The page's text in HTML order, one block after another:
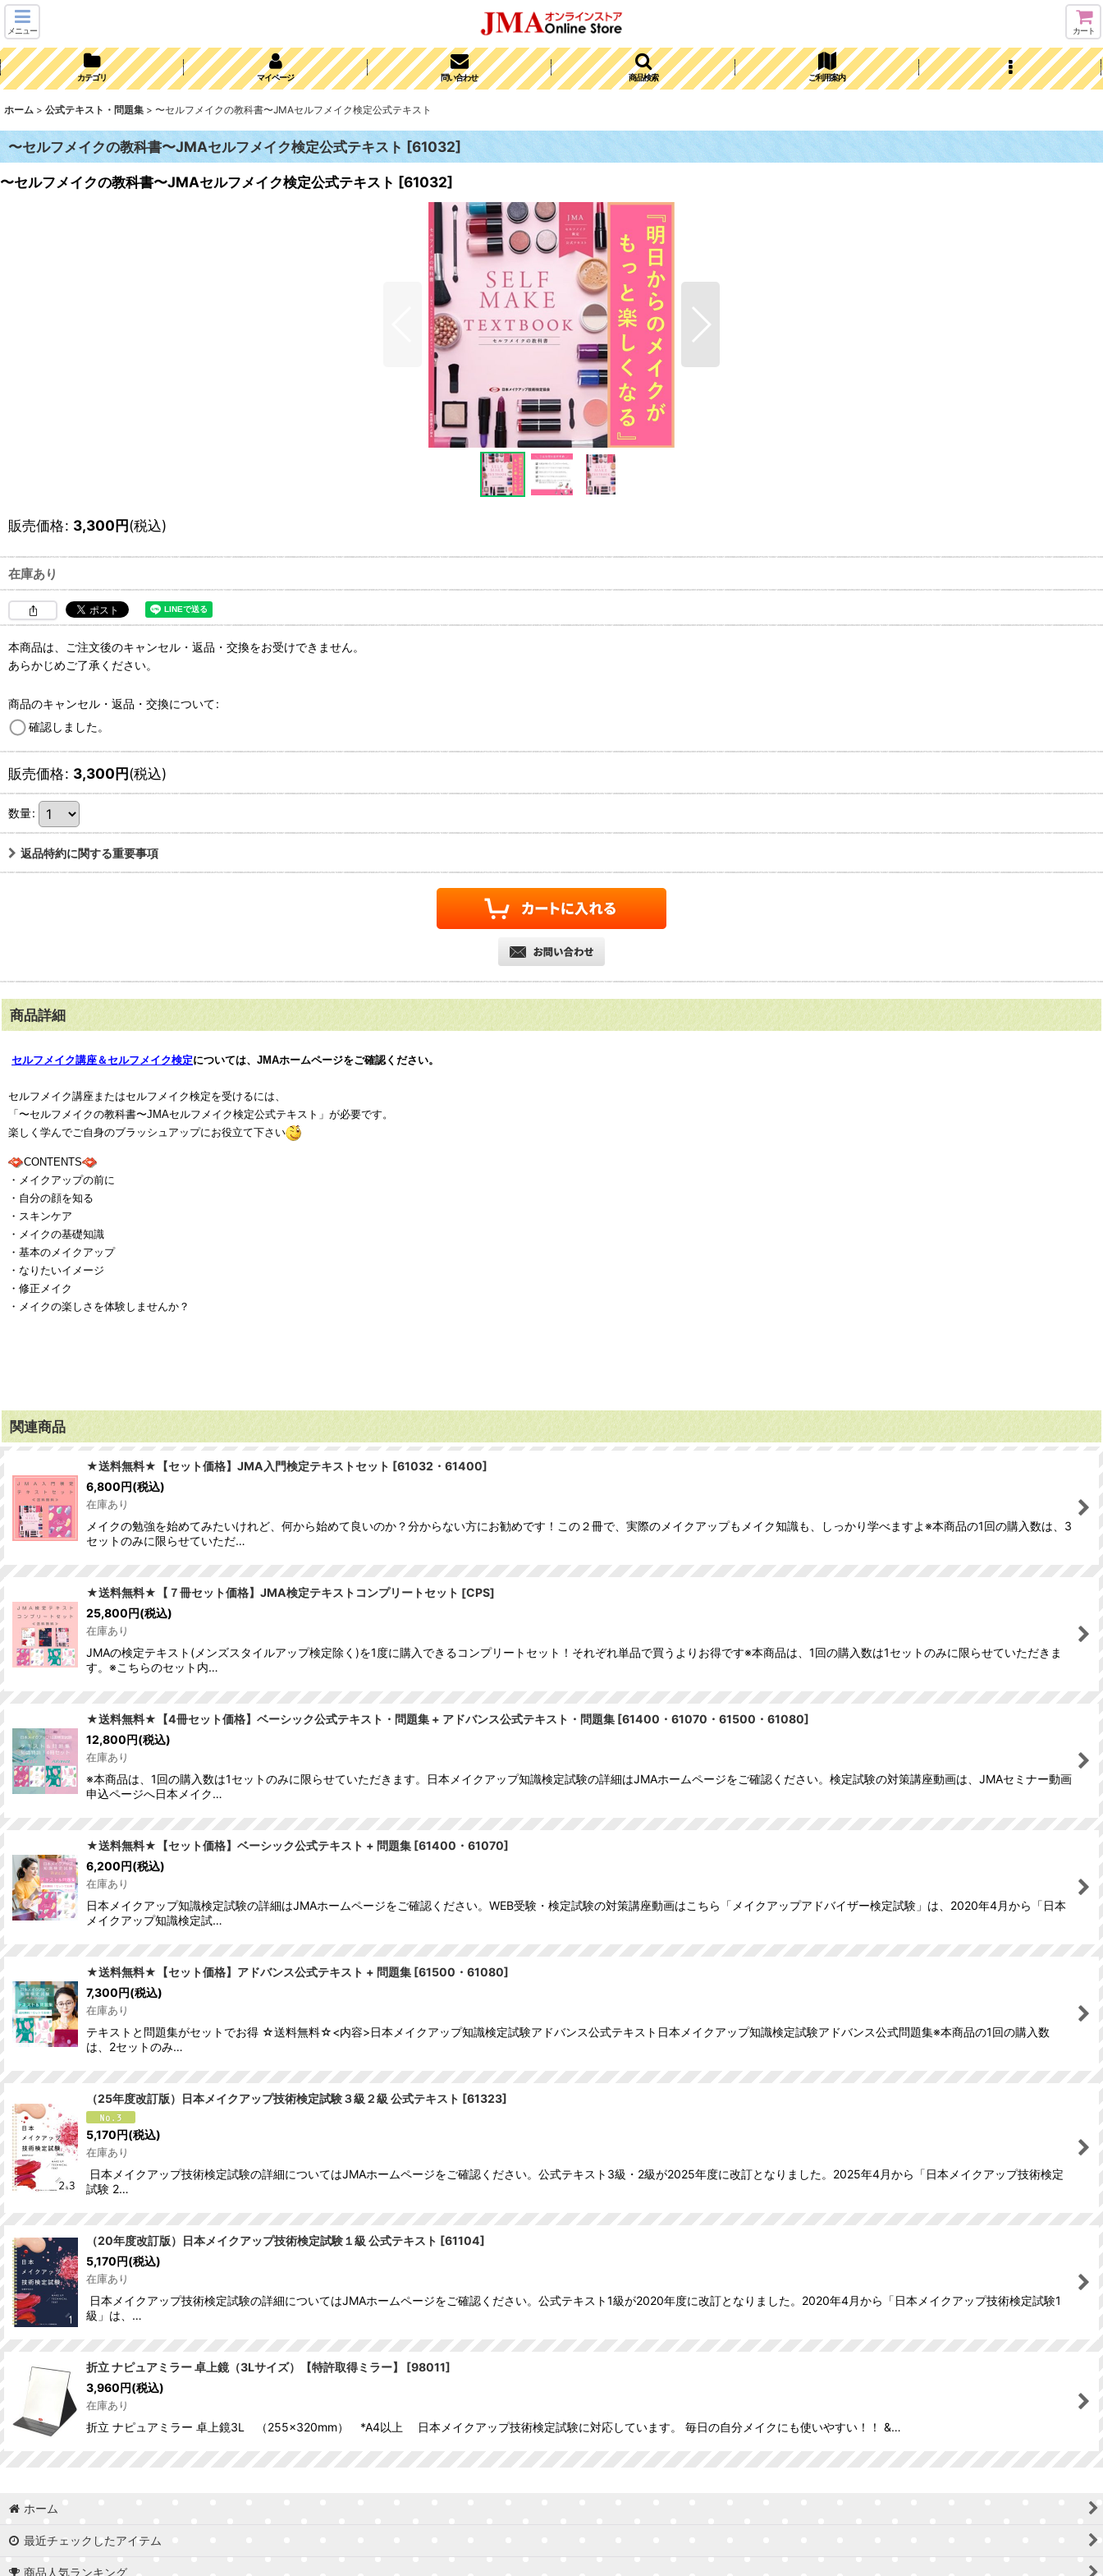
メニュー カート
カテゴリ マイページ 問い合わせ 商品検索 ご利用案内
ホーム > 公式テキスト・問題集 > 〜セルフメイクの教科書〜JMAセルフメイク検定公式テキスト
〜セルフメイクの教科書〜JMAセルフメイク検定公式テキスト [61032]
〜セルフメイクの教科書〜JMAセルフメイク検定公式テキスト [61032]
販売価格: 3,300円(税込)
在庫あり
本商品は、ご注文後のキャンセル・返品・交換をお受けできません。
あらかじめご了承ください。
商品のキャンセル・返品・交換について:
確認しました。
販売価格: 3,300円(税込)
数量:
返品特約に関する重要事項
商品詳細
セルフメイク講座＆セルフメイク検定については、JMAホームページをご確認ください。
セルフメイク講座またはセルフメイク検定を受けるには、
「〜セルフメイクの教科書〜JMAセルフメイク検定公式テキスト 」が必要です。
楽しく学んでご自身のブラッシュアップにお役立て下さい
CONTENTS
・メイクアップの前に
・自分の顔を知る
・スキンケア
・メイクの基礎知識
・基本のメイクアップ
・なりたいイメージ
・修正メイク
・メイクの楽しさを体験しませんか？
関連商品
★送料無料★【セット価格】JMA入門検定テキストセット [61032・61400]
6,800 円(税込)
在庫あり
メイクの勉強を始めてみたいけれど、何から始めて良いのか？分からない方にお勧めです！この２冊で、実際のメイクアップもメイク知識も、しっかり学べますよ※本商品の1回の購入数は、3
セットのみに限らせていただ…
★送料無料★【７冊セット価格】JMA検定テキストコンプリートセット [CPS]
25,800 円(税込)
在庫あり
JMAの検定テキスト(メンズスタイルアップ検定除く)を1度に購入できるコンプリートセット！それぞれ単品で買うよりお得です※本商品は、1回の購入数は1セットのみに限らせていただきま
す。※こちらのセット内…
★送料無料★【4冊セット価格】ベーシック公式テキスト・問題集 + アドバンス公式テキスト・問題集 [61400・61070・61500・61080]
12,800 円(税込)
在庫あり
※本商品は、1回の購入数は1セットのみに限らせていただきます。日本メイクアップ知識検定試験の詳細はJMAホームページをご確認ください。検定試験の対策講座動画は、JMAセミナー動画
申込ページへ日本メイク…
★送料無料★【セット価格】ベーシック公式テキスト + 問題集 [61400・61070]
6,200 円(税込)
在庫あり
日本メイクアップ知識検定試験の詳細はJMAホームページをご確認ください。WEB受験・検定試験の対策講座動画はこちら「メイクアップアドバイザー検定試験」は、2020年4月から「日本
メイクアップ知識検定試…
★送料無料★【セット価格】アドバンス公式テキスト + 問題集 [61500・61080]
7,300 円(税込)
在庫あり
テキストと問題集がセットでお得 ☆送料無料☆<内容>日本メイクアップ知識検定試験アドバンス公式テキスト日本メイクアップ知識検定試験アドバンス公式問題集※本商品の1回の購入数
は、2セットのみ…
（25年度改訂版）日本メイクアップ技術検定試験３級２級 公式テキスト [61323]
5,170円(税込)
在庫あり
日本メイクアップ技術検定試験の詳細についてはJMAホームページをご確認ください。公式テキスト3級・2級が2025年度に改訂となりました。2025年4月から「日本メイクアップ技術検定
試験 2…
（20年度改訂版）日本メイクアップ技術検定試験１級 公式テキスト [61104]
5,170円(税込)
在庫あり
日本メイクアップ技術検定試験の詳細についてはJMAホームページをご確認ください。公式テキスト1級が2020年度に改訂となりました。2020年4月から「日本メイクアップ技術検定試験1
級」は、…
折立 ナピュアミラー 卓上鏡（3Lサイズ）【特許取得ミラー】 [98011]
3,960円(税込)
在庫あり
折立 ナピュアミラー 卓上鏡3L （255×320mm） *A4以上 日本メイクアップ技術検定試験に対応しています。 毎日の自分メイクにも使いやすい！！ &…
ホーム
最近チェックしたアイテム
商品人気ランキング